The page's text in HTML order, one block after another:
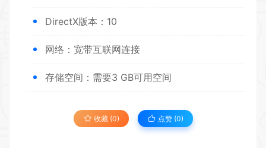
DirectX版本：10
网络：宽带互联网连接
存储空间：需要3 GB可用空间
收藏 (0) 点赞 (0)